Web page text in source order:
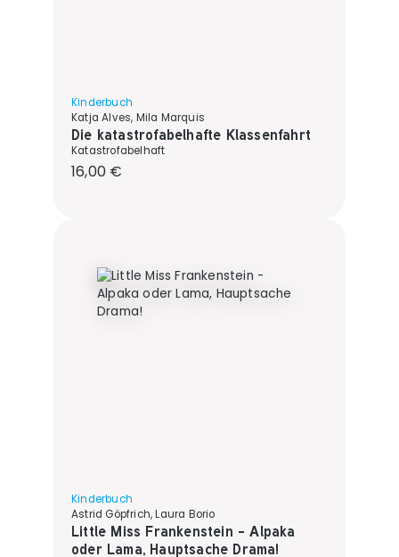
Kinderbuch
Katja Alves, Mila Marquis
Die katastrofabelhafte Klassenfahrt
Katastrofabelhaft
Regulärer Preis:
16,00 €
Kinderbuch
Astrid Göpfrich, Laura Borio
Little Miss Frankenstein - Alpaka
oder Lama, Hauptsache Drama!